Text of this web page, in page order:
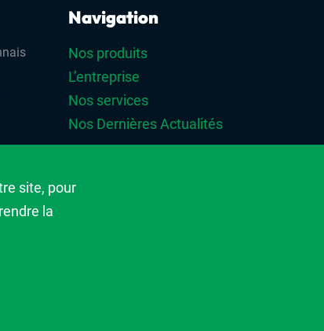
Navigation
Nos produits
L’entreprise
Nos services
Nos Dernières Actualités
site, pour
la